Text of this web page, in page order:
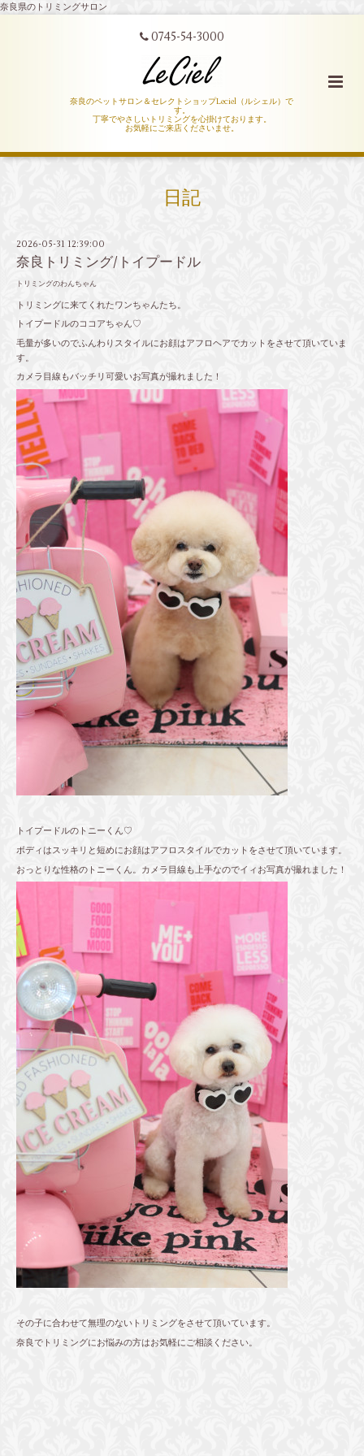
奈良県のトリミングサロン
0745-54-3000
奈良のペットサロン＆セレクトショップLeciel（ルシェル）で
す。
丁寧でやさしいトリミングを心掛けております。
お気軽にご来店くださいませ。
日記
2026-05-31 12:39:00
奈良トリミング/トイプードル
トリミングのわんちゃん
トリミングに来てくれたワンちゃんたち。
トイプードルのココアちゃん♡
毛量が多いのでふんわりスタイルにお顔はアフロヘアでカットをさせて頂いていま
す。
カメラ目線もバッチリ可愛いお写真が撮れました！
トイプードルのトニーくん♡
ボディはスッキリと短めにお顔はアフロスタイルでカットをさせて頂いています。
おっとりな性格のトニーくん。カメラ目線も上手なのでイィお写真が撮れました！
その子に合わせて無理のないトリミングをさせて頂いています。
奈良でトリミングにお悩みの方はお気軽にご相談ください。